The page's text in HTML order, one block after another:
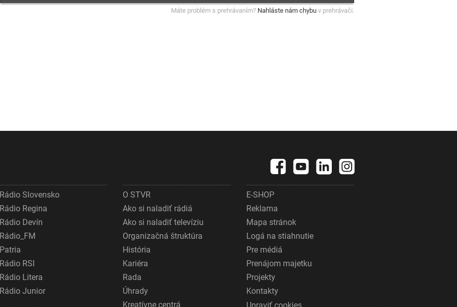
Máte problém s prehrávaním? Nahláste nám chybu v prehrávači.
Rádio Slovensko
Rádio Regina
Rádio Devín
Rádio_FM
Patria
Rádio RSI
Rádio Litera
Rádio Junior
O STVR
Ako si naladiť rádiá
Ako si naladiť televíziu
Organizačná štruktúra
História
Kariéra
Rada
Úhrady
Kreatívne centrá
E-SHOP
Reklama
Mapa stránok
Logá na stiahnutie
Pre médiá
Prenájom majetku
Projekty
Kontakty